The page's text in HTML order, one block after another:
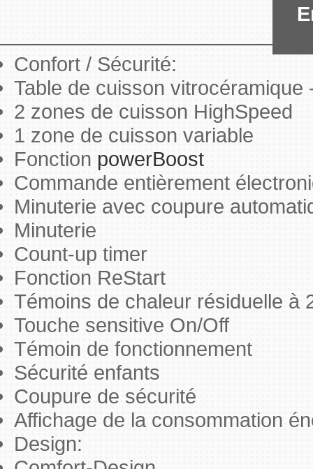
Confort / Sécurité:
Table de cuisson vitrocéramique
2 zones de cuisson HighSpeed
1 zone de cuisson variable
Fonction powerBoost
Commande entièrement
Minuterie avec coupure
Minuterie
Count-up timer
Fonction ReStart
Témoins de chaleur résiduelle à
Touche sensitive On/Off
Témoin de fonctionnement
Sécurité enfants
Coupure de sécurité
Affichage de la consommation
Design: